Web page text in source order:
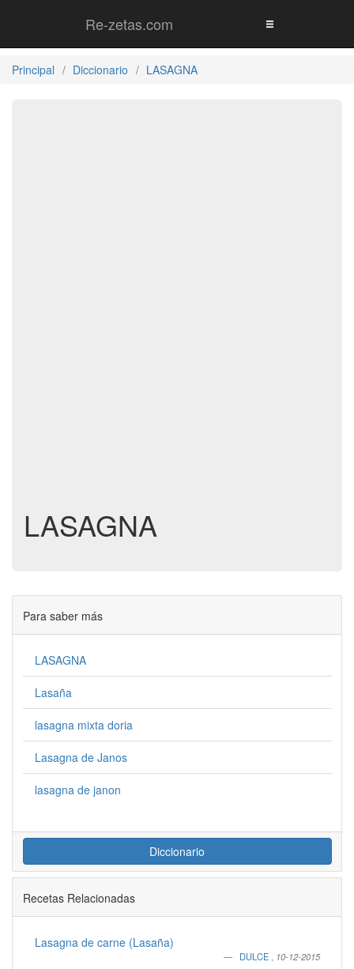
Re-zetas.com
Principal Diccionario LASAGNA
LASAGNA
Para saber más
LASAGNA
Lasaña
lasagna mixta doria
Lasagna de Janos
lasagna de janon
Diccionario
Recetas Relacionadas
Lasagna de carne (Lasaña)
DULCE 10-12-2015